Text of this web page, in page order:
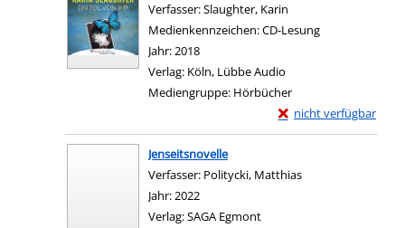
Verfasser:Slaughter, Karin
Medienkennzeichen:CD-Lesung
Jahr:2018
Verlag: Köln, Lübbe Audio
Mediengruppe: Hörbücher
nicht verfügbar
Exemplar-Details von
Zum Download von
Jenseitsnovelle
Verfasser: Politycki, Matthias
Jahr:2022
Verlag:SAGA Egmont